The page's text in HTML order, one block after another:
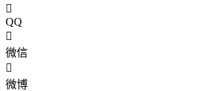
QQ
微信
微博